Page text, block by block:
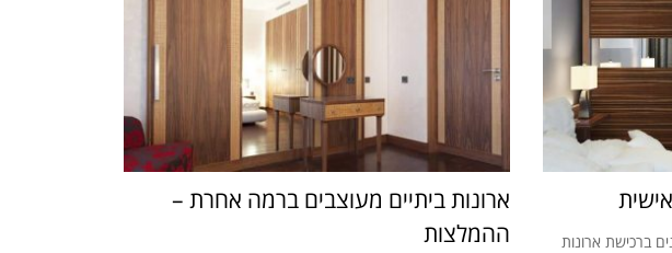
ברכישת ארונות
ארונות ביתיים מעוצבים ברמה אחרת –
ההמלצות